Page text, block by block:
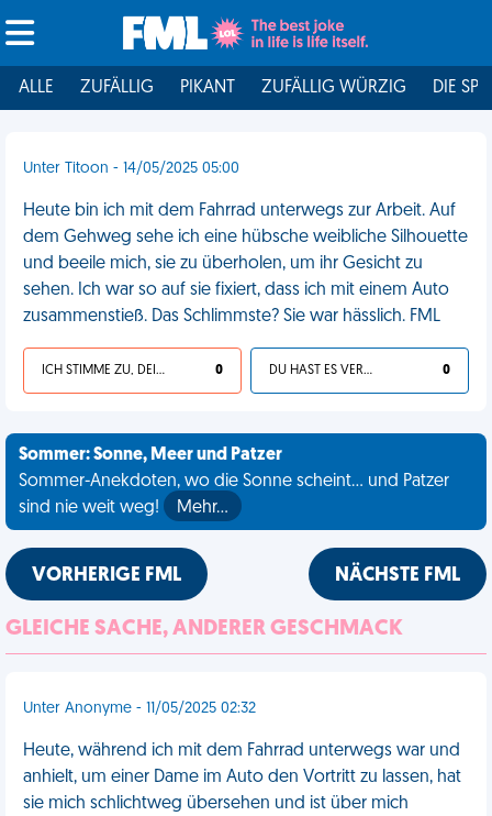
ALLE ZUFÄLLIG PIKANT ZUFÄLLIG WÜRZIG DIE
Unter Titoon - 14/05/2025 05:00
Heute bin ich mit dem Fahrrad unterwegs zur Arbeit. Auf
dem Gehweg sehe ich eine hübsche weibliche Silhouette
und beeile mich, sie zu überholen, um ihr Gesicht zu
sehen. Ich war so auf sie fixiert, dass ich mit einem Auto
zusammenstieß. Das Schlimmste? Sie war hässlich. FML
ICH STIMME ZU, DEIN LEBEN IST SCHEISSE 0 DU HAST ES VERDIENT 0
Sommer: Sonne, Meer und Patzer
Sommer-Anekdoten, wo die Sonne scheint... und Patzer
sind nie weit weg!
Mehr…
VORHERIGE FML NÄCHSTE FML
GLEICHE SACHE, ANDERER GESCHMACK
Unter Anonyme - 11/05/2025 02:32
Heute, während ich mit dem Fahrrad unterwegs war und
anhielt, um einer Dame im Auto den Vortritt zu lassen, hat
sie mich schlichtweg übersehen und ist über mich